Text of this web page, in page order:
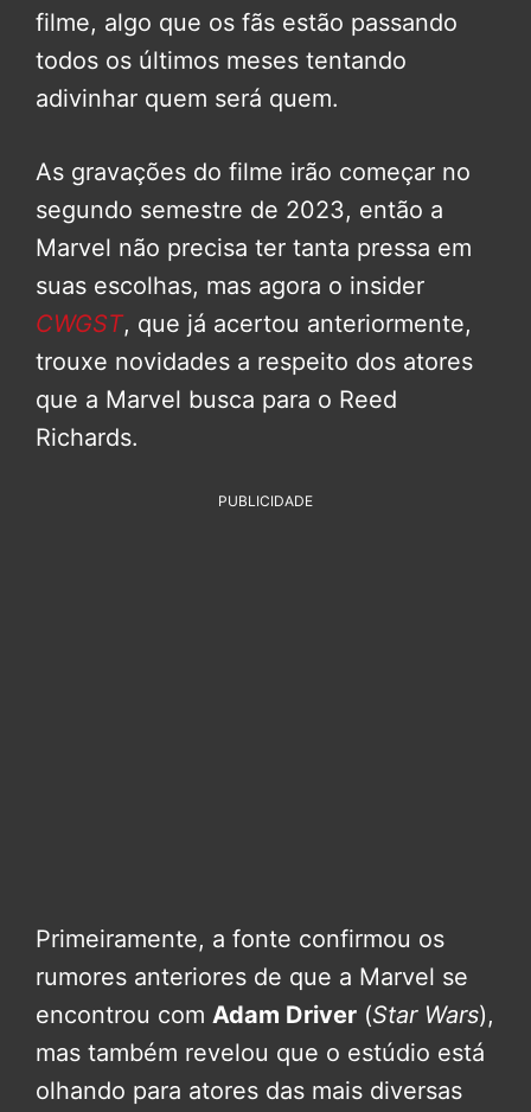
filme, algo que os fãs estão passando
todos os últimos meses tentando
adivinhar quem será quem.
As gravações do filme irão começar no
segundo semestre de 2023, então a
Marvel não precisa ter tanta pressa em
suas escolhas, mas agora o insider
CWGST, que já acertou anteriormente,
trouxe novidades a respeito dos atores
que a Marvel busca para o Reed
Richards.
PUBLICIDADE
Primeiramente, a fonte confirmou os
rumores anteriores de que a Marvel se
encontrou com Adam Driver (Star Wars),
mas também revelou que o estúdio está
olhando para atores das mais diversas